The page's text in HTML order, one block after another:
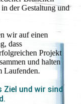
der Gestaltung und
wir auf einen
dass
Projekt
und halten
Laufenden.
und wir sind